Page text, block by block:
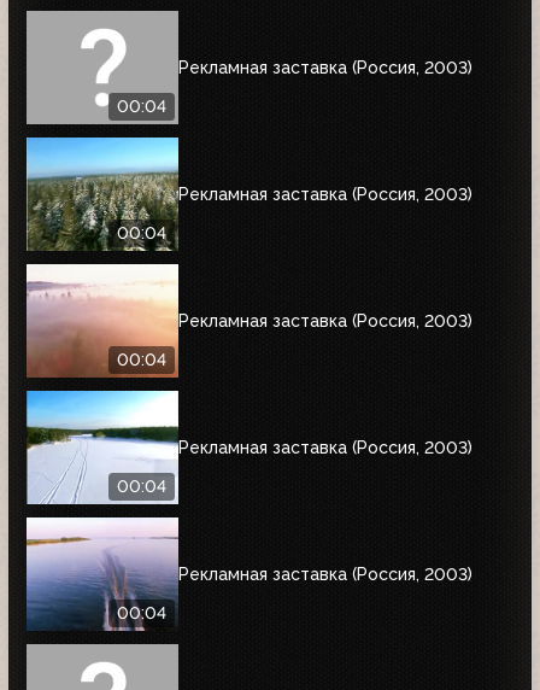
00:04
Рекламная заставка (Россия, 2003)
00:04
Рекламная заставка (Россия, 2003)
00:04
Рекламная заставка (Россия, 2003)
00:04
Рекламная заставка (Россия, 2003)
00:04
Рекламная заставка (Россия, 2003)